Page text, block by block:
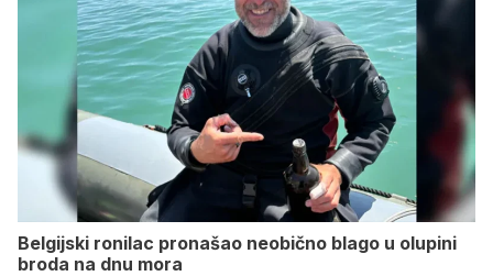
Belgijski ronilac pronašao neobično blago u olupini
broda na dnu mora